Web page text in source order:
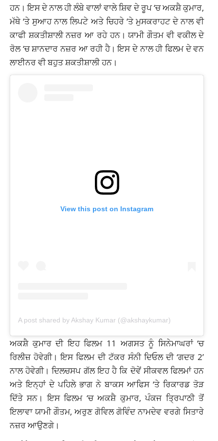
ਹਨ। ਇਸ ਦੇ ਨਾਲ ਹੀ ਲੰਬੇ ਵਾਲਾਂ ਵਾਲੇ ਸ਼ਿਵ ਦੇ ਰੂਪ ‘ਚ ਅਕਸ਼ੈ ਕੁਮਾਰ,
ਮੱਥੇ ‘ਤੇ ਸੁਆਹ ਨਾਲ ਲਿਪਟੇ ਅਤੇ ਚਿਹਰੇ ‘ਤੇਮੁਸਕਰਾਹਟਦੇ ਨਾਲ ਵੀ
ਕਾਫੀ ਸ਼ਕਤੀਸ਼ਾਲੀ ਨਜ਼ਰ ਆ ਰਹੇ ਹਨ। ਯਾਮੀ ਗੌਤਮ ਵੀ ਵਕੀਲ ਦੇ
ਰੋਲ ‘ਚ ਸ਼ਾਨਦਾਰ ਨਜ਼ਰ ਆ ਰਹੀ ਹੈ। ਇਸ ਦੇ ਨਾਲ ਹੀ ਫਿਲਮ ਦੇ ਵਨ
ਲਾਈਨਰ ਵੀ ਬਹੁਤ ਸ਼ਕਤੀਸ਼ਾਲੀ ਹਨ।
View this post on Instagram
A post shared by Akshay Kumar (@akshaykumar)
ਅਕਸ਼ੈ ਕੁਮਾਰ ਦੀ ਇਹ ਫਿਲਮ 11 ਅਗਸਤ ਨੂੰ ਸਿਨੇਮਾਘਰਾਂ ‘ਚ
ਰਿਲੀਜ਼ ਹੋਵੇਗੀ। ਇਸ ਫਿਲਮ ਦੀ ਟੱਕਰ ਸੰਨੀ ਦਿਓਲ ਦੀ ‘ਗਦਰ 2’
ਨਾਲ ਹੋਵੇਗੀ। ਦਿਲਚਸਪ ਗੱਲ ਇਹ ਹੈ ਕਿ ਦੋਵੇਂ ਸੀਕਵਲ ਫਿਲਮਾਂ ਹਨ
ਅਤੇ ਇਨ੍ਹਾਂ ਦੇ ਪਹਿਲੇ ਭਾਗ ਨੇ ਬਾਕਸ ਆਫਿਸ ‘ਤੇ ਰਿਕਾਰਡ ਤੋੜ
ਦਿੱਤੇ ਸਨ। ਇਸ ਫਿਲਮ ‘ਚ ਅਕਸ਼ੈ ਕੁਮਾਰ, ਪੰਕਜ ਤ੍ਰਿਪਾਠੀ ਤੋਂ
ਇਲਾਵਾ ਯਾਮੀ ਗੌਤਮ, ਅਰੁਣ ਗੋਵਿਲ ਗੋਵਿੰਦ ਨਾਮਦੇਵ ਵਰਗੇ ਸਿਤਾਰੇ
ਨਜ਼ਰ ਆਉਣਗੇ।